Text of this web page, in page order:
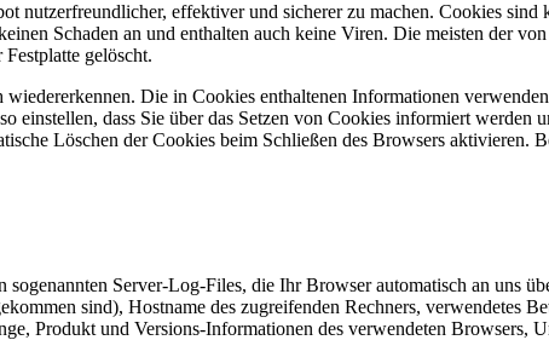
nutzerfreundlicher, effektiver und sicherer zu machen. Cookies
Schaden an und enthalten auch keine Viren. Die meisten der
gelöscht.
Die in Cookies enthaltenen Informationen
einstellen, dass Sie über das Setzen von Cookies informiert werden
Löschen der Cookies beim Schließen des Browsers aktivieren.
Server-Log-Files, die Ihr Browser automatisch an uns
sind), Hostname des zugreifenden Rechners, verwendetes
Produkt und Versions-Informationen des verwendeten Browsers,